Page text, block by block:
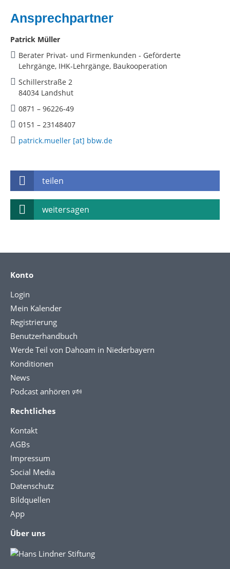
Ansprechpartner
Patrick Müller
Berater Privat- und Firmenkunden - Geförderte
Lehrgänge, IHK-Lehrgänge, Baukooperation
Schillerstraße 2
84034 Landshut
0871 – 96226-49
0151 – 23148407
patrick.mueller [at] bbw.de
teilen
weitersagen
Konto
Login
Mein Kalender
Registrierung
Benutzerhandbuch
Werde Teil von Dahoam in Niederbayern
Konditionen
News
Podcast anhören 🕬
Rechtliches
Kontakt
AGBs
Impressum
Social Media
Datenschutz
Bildquellen
App
Über uns